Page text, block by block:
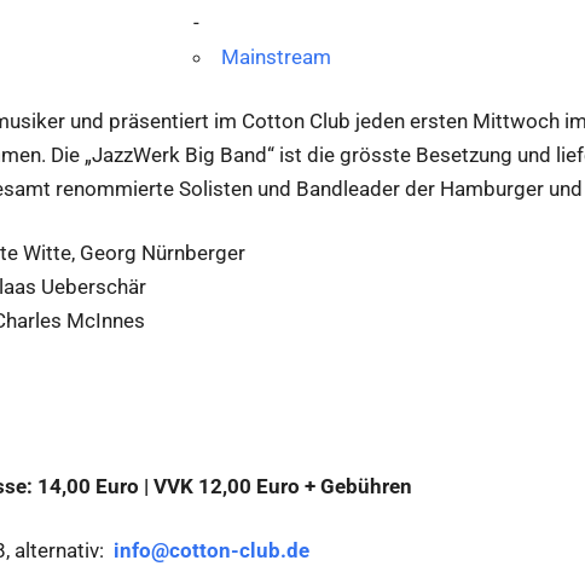
-
Mainstream
und präsentiert im Cotton Club jeden ersten Mittwoch
Die „JazzWerk Big Band“ ist die grösste Besetzung und
renommierte Solisten und Bandleader der Hamburger
Witte, Georg Nürnberger
Ueberschär
McInnes
14,00 Euro | VVK 12,00 Euro + Gebühren
alternativ: info@cotton-club.de